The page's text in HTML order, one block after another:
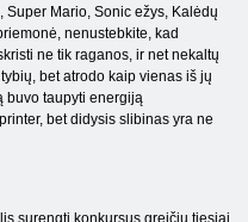
Mario, Sonic ežys, Kalėdų
nenustebkite, kad
ne tik raganos, ir net nekaltų
bet atrodo kaip vienas iš jų
buvo taupyti energiją
bet didysis slibinas yra ne
surengti konkursus greičiu tiesiai